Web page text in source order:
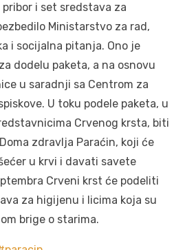
i set sredstava za
Ministarstvo za rad,
i socijalna pitanja. Ono je
dodelu paketa, a na osnovu
u saradnji sa Centrom za
U toku podele paketa, u
Crvenog krsta, biti
zdravlja Paraćin, koji će
u krvi i davati savete
Crveni krst će podeliti
za higijenu i licima koja su
brige o starima.